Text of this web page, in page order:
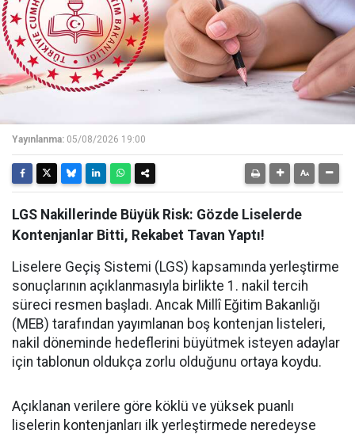
Yayınlanma: 05/08/2026 19:00
LGS Nakillerinde Büyük Risk: Gözde Liselerde
Kontenjanlar Bitti, Rekabet Tavan Yaptı!
Liselere Geçiş Sistemi (LGS) kapsamında yerleştirme
sonuçlarının açıklanmasıyla birlikte 1. nakil tercih
süreci resmen başladı. Ancak Millî Eğitim Bakanlığı
(MEB) tarafından yayımlanan boş kontenjan listeleri,
nakil döneminde hedeflerini büyütmek isteyen adaylar
için tablonun oldukça zorlu olduğunu ortaya koydu.
Açıklanan verilere göre köklü ve yüksek puanlı
liselerin kontenjanları ilk yerleştirmede neredeyse